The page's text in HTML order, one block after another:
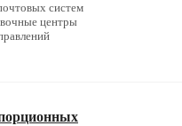
систем
центры